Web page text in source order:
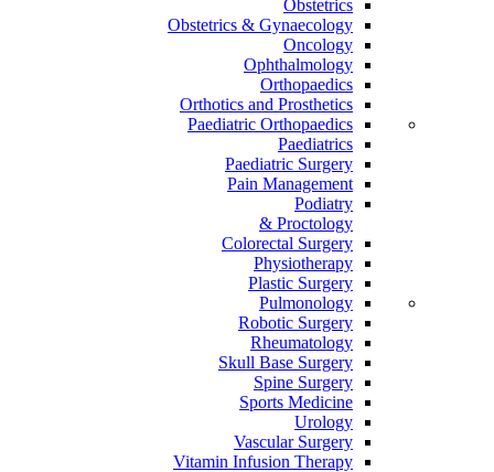
Obstetrics
Obstetrics & Gynaecology
Oncology
Ophthalmology
Orthopaedics
Orthotics and Prosthetics
Paediatric Orthopaedics
Paediatrics
Paediatric Surgery
Pain Management
Podiatry
Proctology &
Colorectal Surgery
Physiotherapy
Plastic Surgery
Pulmonology
Robotic Surgery
Rheumatology
Skull Base Surgery
Spine Surgery
Sports Medicine
Urology
Vascular Surgery
Vitamin Infusion Therapy